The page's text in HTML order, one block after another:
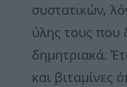
συστατικών,
ύλης τους που
δημητριακά.
και βιταμίνες